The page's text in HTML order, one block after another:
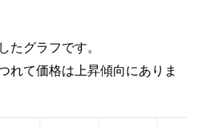
たグラフです。
れて価格は上昇傾向にありま